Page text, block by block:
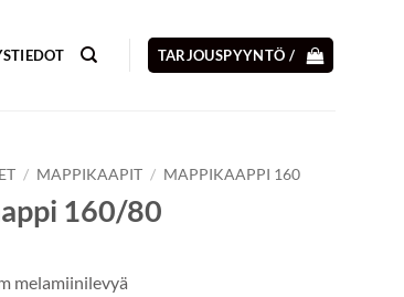
TARJOUSPYYNTÖ /
/ MAPPIKAAPIT / MAPPIKAAPPI 160
160/80
melamiinilevyä